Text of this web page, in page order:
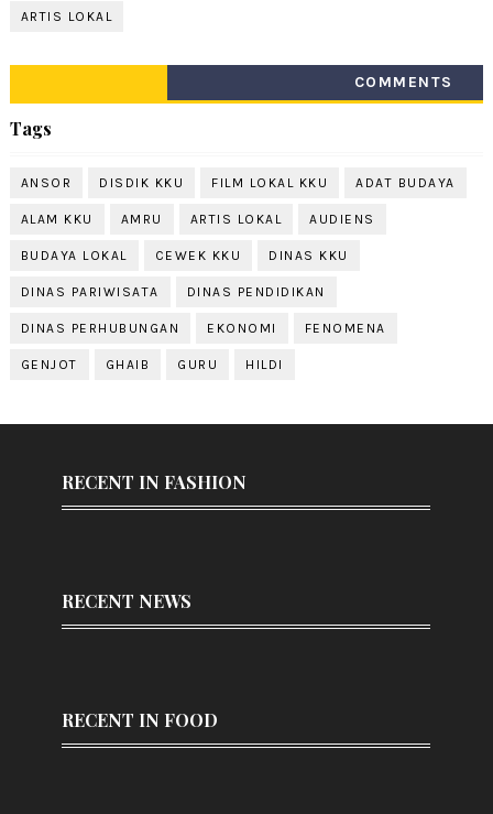
ARTIS LOKAL
COMMENTS
Tags
ANSOR DISDIK KKU FILM LOKAL KKU ADAT BUDAYA
ALAM KKU AMRU ARTIS LOKAL AUDIENS
BUDAYA LOKAL CEWEK KKU DINAS KKU
DINAS PARIWISATA DINAS PENDIDIKAN
DINAS PERHUBUNGAN EKONOMI FENOMENA
GENJOT GHAIB GURU HILDI
RECENT IN FASHION
RECENT NEWS
RECENT IN FOOD